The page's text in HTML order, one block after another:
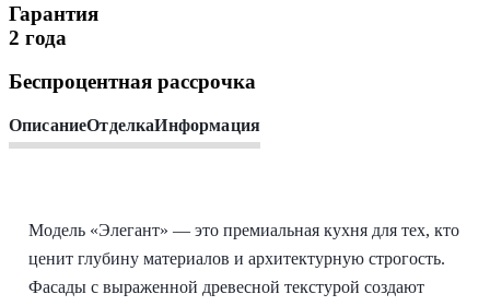
Гарантия
2 года
Беспроцентная рассрочка
ОписаниеОтделкаИнформация
Модель «Элегант» — это премиальная кухня для тех, кто
ценит глубину материалов и архитектурную строгость.
Фасады с выраженной древесной текстурой создают